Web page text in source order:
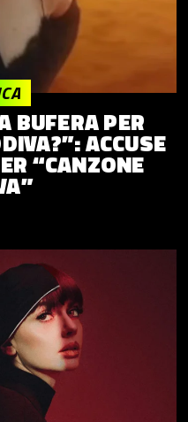
BUFERA PER
ACCUSE
“CANZONE